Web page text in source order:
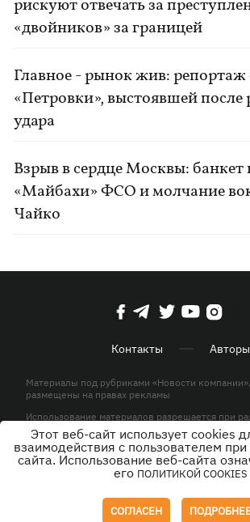
рискуют отвечать за
«двойников» за границей
Главное - рынок жив: репортаж
«Петровки», выстоявшей после
удара
Взрыв в сердце Москвы: банкет
«Майбахи» ФСО и молчание
Чайко
Контакты Авторы
Материалы под рубриками «Новости
размещены на правах рекламы
Использование материалов разрешается при
активной гиперссылки на KP.UA в первом абзаце.
© ООО «ЮЛАВ МЕДИА»,2026. Все права
Этот веб-сайт использует cookies
взаимодействия с пользователем
сайта. Использование веб-сайта
его ПОЛИТИКОЙ COOKIES
СОГЛАСЕН